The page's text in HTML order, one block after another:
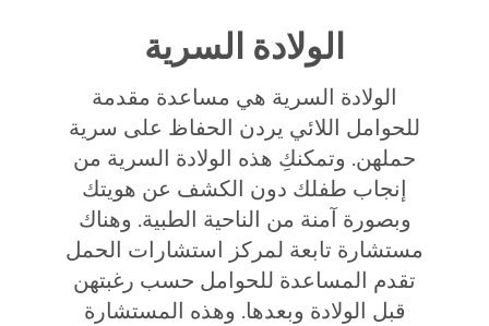
الولادة السرية
الولادة السرية هي مساعدة مقدمة
للحوامل اللائي يردن الحفاظ على سرية
حملهن. وتمكنكِ هذه الولادة السرية من
إنجاب طفلك دون الكشف عن هويتك
وبصورة آمنة من الناحية الطبية. وهناك
مستشارة تابعة لمركز استشارات الحمل
تقدم المساعدة للحوامل حسب رغبتهن
قبل الولادة وبعدها. وهذه المستشارة